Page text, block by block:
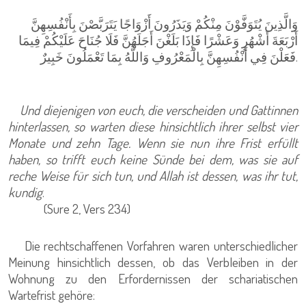
وَالَّذِينَ يُتَوَفَّوْنَ مِنْكُمْ وَيَذَرُونَ أَزْوَاجًا يَتَرَبَّصْنَ بِأَنْفُسِهِنَّ
أَرْبَعَةَ أَشْهُرٍ وَعَشْرًا فَإِذَا بَلَغْنَ أَجَلَهُنَّ فَلَا جُنَاحَ عَلَيْكُمْ فِيمَا
فَعَلْنَ فِي أَنْفُسِهِنَّ بِالْمَعْرُوفِ وَاللَّهُ بِمَا تَعْمَلُونَ خَبِيرٌ.
Und diejenigen von euch, die verscheiden und Gattinnen
hinterlassen, so warten diese hinsichtlich ihrer selbst vier
Monate und zehn Tage. Wenn sie nun ihre Frist erfüllt
haben, so trifft euch keine Sünde bei dem, was sie auf
reche Weise für sich tun, und Allah ist dessen, was ihr tut,
kundig.
(Sure 2, Vers 234)
Die rechtschaffenen Vorfahren waren unterschiedlicher
Meinung hinsichtlich dessen, ob das Verbleiben in der
Wohnung zu den Erfordernissen der schariatischen
Wartefrist gehöre: